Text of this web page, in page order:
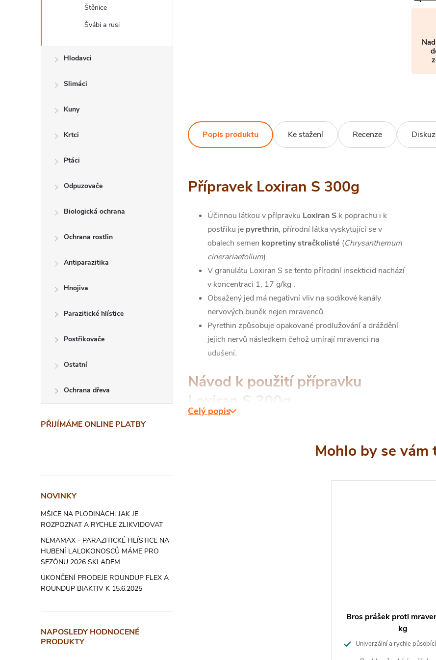
Štěnice
Švábi a rusi
Hlodavci
Slimáci
Kuny
Krtci
Ptáci
Odpuzovače
Biologická ochrana
Ochrana rostlin
Antiparazitika
Hnojiva
Parazitické hlístice
Postřikovače
Ostatní
Ochrana dřeva
PŘIJÍMÁME ONLINE PLATBY
NOVINKY
MŠICE NA PLODINÁCH: JAK JE
ROZPOZNAT A RYCHLE ZLIKVIDOVAT
NEMAMAX - PARAZITICKÉ HLÍSTICE NA
HUBENÍ LALOKONOSCŮ MÁME PRO
SEZÓNU 2026 SKLADEM
UKONČENÍ PRODEJE ROUNDUP FLEX A
ROUNDUP BIAKTIV K 15.6.2025
NAPOSLEDY HODNOCENÉ
PRODUKTY
Popis produktu Ke stažení Recenze
Přípravek Loxiran S 300g
Účinnou látkou v přípravku Loxiran S k poprachu i k
postřiku je pyrethrin, přírodní látka vyskytující se v
obalech semen kopretiny stračkolisté (Chrysanthemum
cinerariaefolium).
V granulátu Loxiran S se tento přírodní insekticid nachází
v koncentraci 1, 17 g/kg .
Obsažený jed má negativní vliv na sodíkové kanály
nervových buněk nejen mravenců.
Pyrethin způsobuje opakované prodlužování a dráždění
jejich nervů následkem čehož umírají mravenci na
udušení.
Návod k použití přípravku
Loxiran S 300g
večerních hodinách , kdy většina mravenců je ukrytá v
raději místo poprášení cílený postřik.
Dávkování Loxiran S pro posyp
Při suché aplikaci, neboli při posypu, postupujte následně:
Celý popis
Bros prášek proti
kg
Univerzální a rychle působící